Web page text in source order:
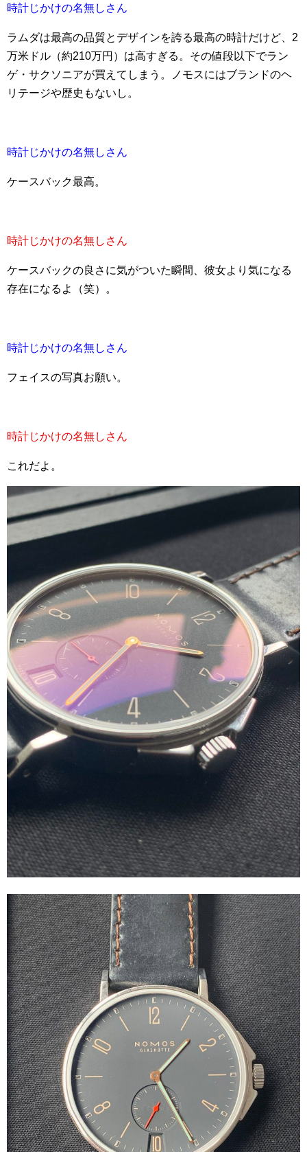
時計じかけの名無しさん
ラムダは最高の品質とデザインを誇る最高の時計だけど、2
万米ドル（約210万円）は高すぎる。その値段以下でラン
ゲ・サクソニアが買えてしまう。ノモスにはブランドのヘ
リテージや歴史もないし。
時計じかけの名無しさん
ケースバック最高。
時計じかけの名無しさん
ケースバックの良さに気がついた瞬間、彼女より気になる
存在になるよ（笑）。
時計じかけの名無しさん
フェイスの写真お願い。
時計じかけの名無しさん
これだよ。